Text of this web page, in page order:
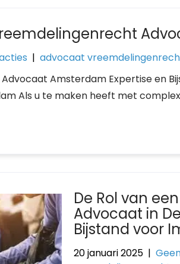
| advocaat
Amsterdam Expertise en
Als u te maken heeft met
De Rol van
Advocaat in
Bijstand voor
20 januari 2025 |